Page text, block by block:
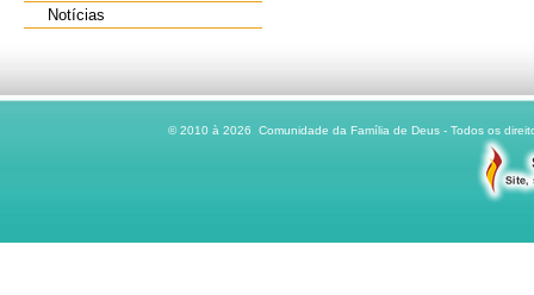
Notícias
© 2010 à 2026 Comunidade da Família de Deus - Todos os